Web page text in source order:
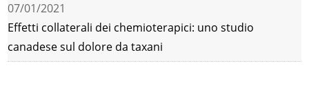
07/01/2021
Effetti collaterali dei chemioterapici: uno studio
canadese sul dolore da taxani